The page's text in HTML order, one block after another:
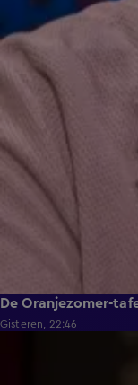
De Oranjezomer-
Gisteren, 22:46